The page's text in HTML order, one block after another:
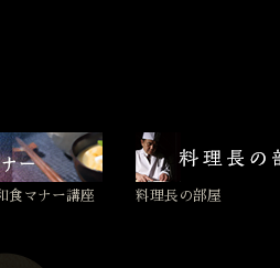
食マナー講座 料理長の部屋